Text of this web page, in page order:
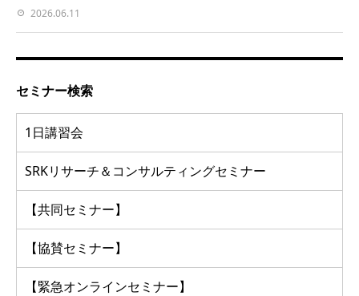
2026.06.11
セミナー検索
1日講習会
SRKリサーチ＆コンサルティングセミナー
【共同セミナー】
【協賛セミナー】
【緊急オンラインセミナー】